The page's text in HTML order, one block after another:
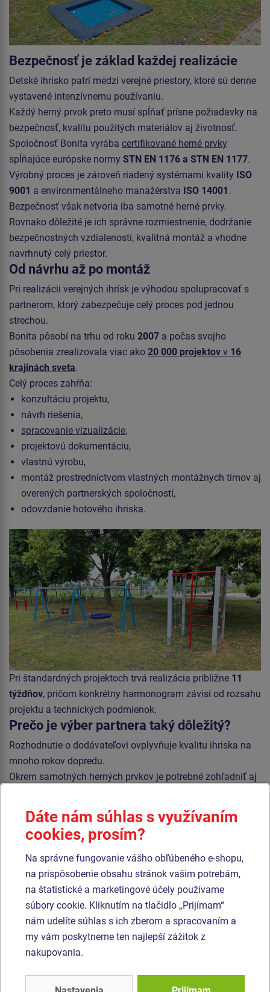
Bezpečnosť je základ každej realizácie
Detské ihrisko patrí medzi verejné priestory, ktoré sú denne
vystavené intenzívnemu používaniu.
Každý herný prvok preto musí spĺňať prísne požiadavky na
bezpečnosť, kvalitu použitých materiálov aj životnosť.
Spoločnosť Bonita vyrába certifikované herné prvky
spĺňajúce európske normy STN EN 1176 a STN EN 1177.
Výrobný proces je zároveň riadený systémami kvality ISO
9001 a environmentálneho manažérstva ISO 14001.
Bezpečnosť však netvoria iba samotné herné prvky.
Rovnako dôležité je ich správne rozmiestnenie, dodržanie
bezpečnostných vzdialeností, kvalitná montáž a vhodne
navrhnutý celý priestor.
Od návrhu až po montáž
Pri realizácii verejných ihrísk je výhodou spolupracovať s
partnerom, ktorý zabezpečuje celý proces pod jednou
strechou.
Bonita pôsobí na trhu od roku 2007 a počas svojho
pôsobenia zrealizovala viac ako 20 000 projektov v 16
krajinách sveta.
Celý proces zahŕňa:
konzultáciu projektu,
návrh riešenia,
spracovanie vizualizácie,
projektovú dokumentáciu,
vlastnú výrobu,
montáž prostredníctvom vlastných montážnych tímov aj
overených partnerských spoločností,
odovzdanie hotového ihriska.
Pri štandardných projektoch trvá realizácia približne 11
týždňov, pričom konkrétny harmonogram závisí od rozsahu
projektu a technických podmienok.
Prečo je výber partnera taký dôležitý?
Rozhodnutie o dodávateľovi ovplyvňuje kvalitu ihriska na
mnoho rokov dopredu.
Okrem samotných herných prvkov je potrebné zohľadniť aj
certifikáciu, projektové riešenie aj schopnosť koordinovať
celý priebeh realizácie.
Skúsený partner dokáže upozorniť na možné riziká ešte vo
fáze návrhu a navrhnúť riešenia, ktoré budú zodpovedať
podmienkam projektu aj potrebám obce.
Referencie z úspešných realizácií
Súčasťou portfólia spoločnosti Bonita sú realizácie pre
mestá a obce na Slovensku aj v zahraničí.
Medzi projekty z programuIhrisko pre každé dieťa
aj realizácie v obciach
hru detí aj stretávanie miestnej komunity.
Dáte nám súhlas s využívaním
cookies, prosím?
Na správne fungovanie vášho obľúbeného e-shopu,
na prispôsobenie obsahu stránok vašim potrebám,
na štatistické a marketingové účely používame
súbory cookie. Kliknutím na tlačidlo „Prijímam“
nám udelíte súhlas s ich zberom a spracovaním a
my vám poskytneme ten najlepší zážitok z
nakupovania.